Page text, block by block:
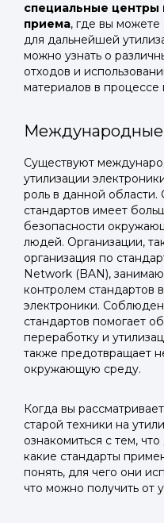
специальные центры
приема, где вы можете
для дальнейшей
можно узнать о
отходов и
материалов в процессе
Международные
Существуют
утилизации
роль в данной
стандартов имеет
безопасности
людей. Организации,
организация по
Network (BAN),
контролем стандартов
электроники.
стандартов помогает
переработку и
также предотвращает
окружающую среду.
Когда вы
старой техники на
ознакомиться с тем,
какие стандарты
понять, для чего они
что можно получить от